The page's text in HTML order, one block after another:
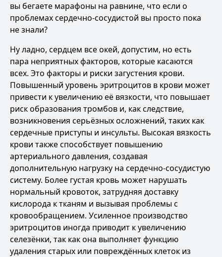
вы бегаете марафоны на равнине, что если о
проблемах сердечно-сосудистой вы просто пока
не знали?
Ну ладно, сердцем все окей, допустим, но есть
пара неприятных факторов, которые касаются
всех. Это факторы и риски загустения крови.
Повышенный уровень эритроцитов в крови может
привести к увеличению её вязкости, что повышает
риск образования тромбов и, как следствие,
возникновения серьёзных осложнений, таких как
сердечные приступы и инсульты. Высокая вязкость
крови также способствует повышению
артериального давления, создавая
дополнительную нагрузку на сердечно-сосудистую
систему. Более густая кровь может нарушать
нормальный кровоток, затрудняя доставку
кислорода к тканям и вызывая проблемы с
кровообращением. Усиленное производство
эритроцитов иногда приводит к увеличению
селезёнки, так как она выполняет функцию
удаления старых или повреждённых клеток из